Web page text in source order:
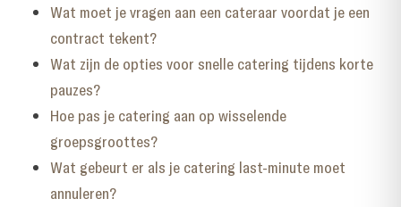
Wat moet je vragen aan een cateraar voordat je een
contract tekent?
Wat zijn de opties voor snelle catering tijdens korte
pauzes?
Hoe pas je catering aan op wisselende
groepsgroottes?
Wat gebeurt er als je catering last-minute moet
annuleren?